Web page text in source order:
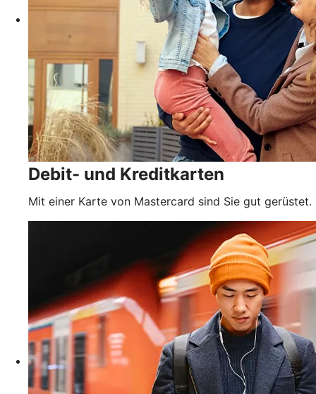
Debit- und Kreditkarten
Mit einer Karte von Mastercard sind Sie gut gerüstet.